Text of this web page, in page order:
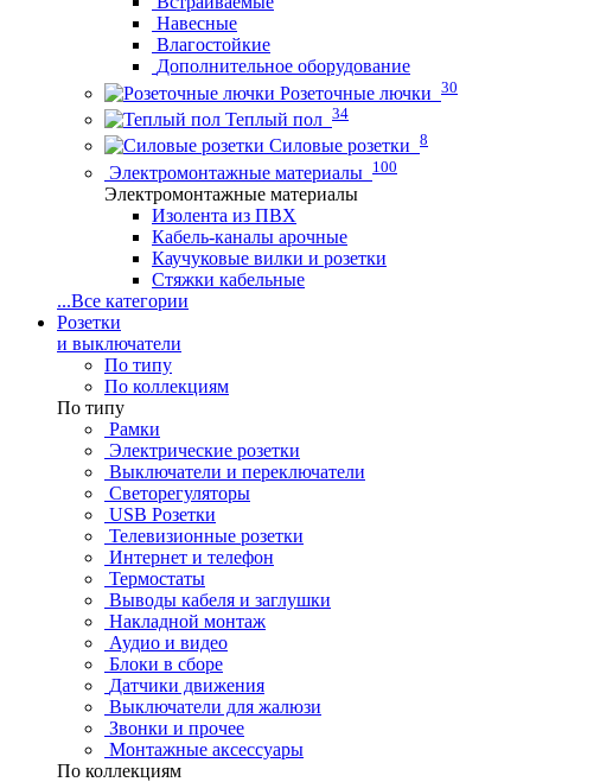
Навесные
Влагостойкие
Дополнительное оборудование
Розеточные лючки 30
Теплый пол 34
Силовые розетки 8
Электромонтажные материалы 100
Электромонтажные материалы
Изолента из ПВХ
Кабель-каналы арочные
Каучуковые вилки и розетки
Стяжки кабельные
...Все категории
Розетки
и выключатели
По типу
По коллекциям
По типу
Рамки
Электрические розетки
Выключатели и переключатели
Светорегуляторы
USB Розетки
Телевизионные розетки
Интернет и телефон
Термостаты
Выводы кабеля и заглушки
Накладной монтаж
Аудио и видео
Блоки в сборе
Датчики движения
Выключатели для жалюзи
Звонки и прочее
Монтажные аксессуары
По коллекциям